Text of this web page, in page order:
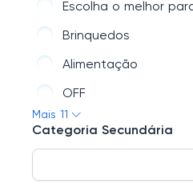
Brinquedos
Alimentação
OFF
Banho
Carrinhos de Bebê
Móveis Infantis
Mais 11
Categoria Secundária